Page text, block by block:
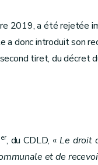
2019, a été rejetée
donc introduit son
tiret, du décret
er, du CDLD, « Le droit
et de